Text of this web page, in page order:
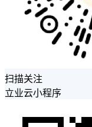
扫描关注
立业云小程序